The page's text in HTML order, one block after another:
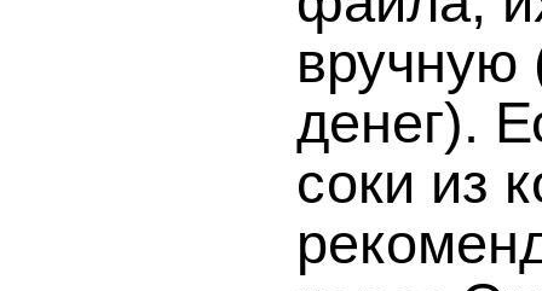
вручную
денег).
соки из